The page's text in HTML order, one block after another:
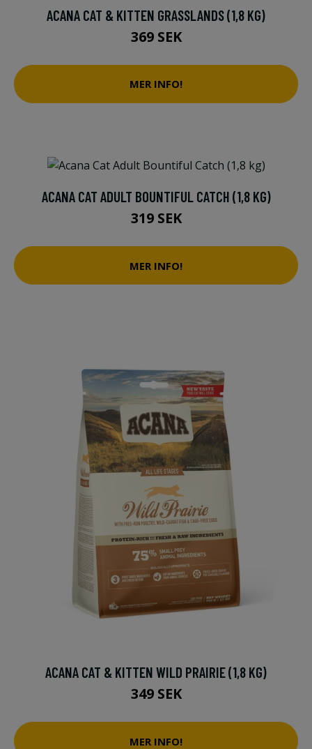
ACANA CAT & KITTEN GRASSLANDS (1,8 KG)
369 SEK
MER INFO!
ACANA CAT ADULT BOUNTIFUL CATCH (1,8 KG)
319 SEK
MER INFO!
ACANA CAT & KITTEN WILD PRAIRIE (1,8 KG)
349 SEK
MER INFO!